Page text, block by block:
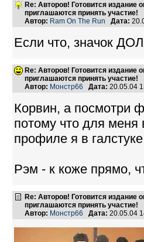
Re: Авторов! Готовится
приглашаются принять участие!
Автор: Ram On The Run Дата:
Если что, значок
Re: Авторов! Готовится
приглашаются принять участие!
Автор: Монстр66 Дата: 20.05.04
Корвин, а посмотри
потому что для меня
профиле я в
Рэм - к коже прямо,
Re: Авторов! Готовится
приглашаются принять участие!
Автор: Монстр66 Дата: 20.05.04